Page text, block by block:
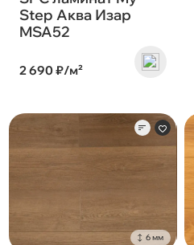
Step Аква Изар
MSA52
2 690 ₽/м²
6 мм